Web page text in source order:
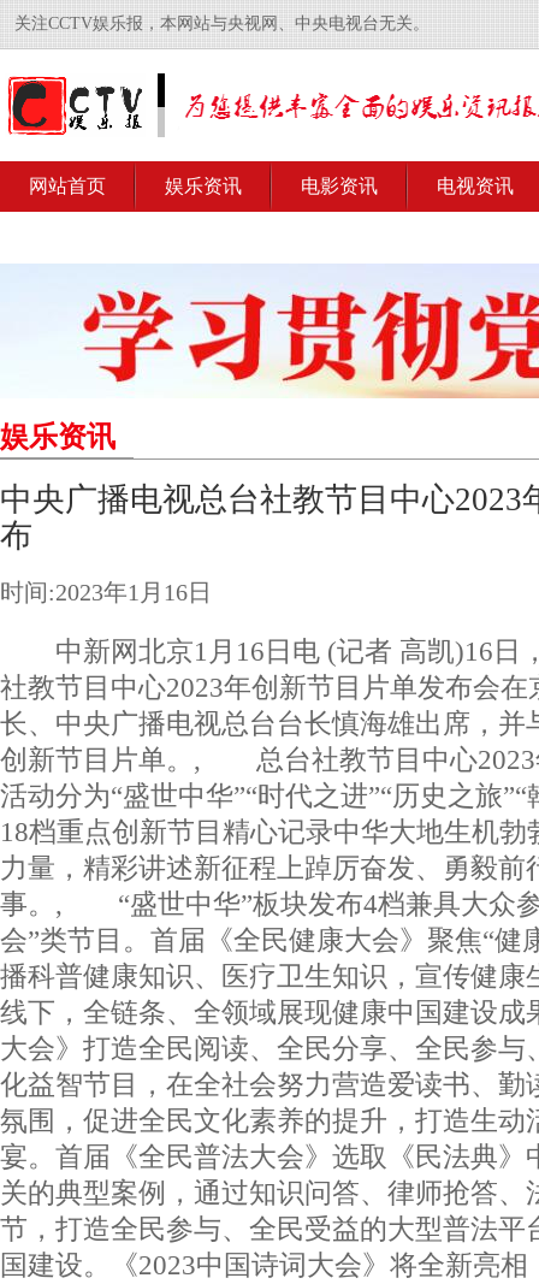
关注CCTV娱乐报，本网站与央视网、中央电视台无关。
网站首页 娱乐资讯 电影资讯 电视资讯
娱乐资讯
中央广播电视总台社教节目中心2023
布
时间:2023年1月16日
中新网北京1月16日电 (记者 高凯)16日
社教节目中心2023年创新节目片单发布会
长、中央广播电视总台台长慎海雄出席，并
创新节目片单。, 总台社教节目中心2023
活动分为“盛世中华”“时代之进”“历史之旅
18档重点创新节目精心记录中华大地生机
力量，精彩讲述新征程上踔厉奋发、勇毅前
事。, “盛世中华”板块发布4档兼具大众
会”类节目。首届《全民健康大会》聚焦“健
播科普健康知识、医疗卫生知识，宣传健康
线下，全链条、全领域展现健康中国建设成
大会》打造全民阅读、全民分享、全民参与
化益智节目，在全社会努力营造爱读书、勤
氛围，促进全民文化素养的提升，打造生动
宴。首届《全民普法大会》选取《民法典》
关的典型案例，通过知识问答、律师抢答、
节，打造全民参与、全民受益的大型普法平
国建设。《2023中国诗词大会》将全新亮